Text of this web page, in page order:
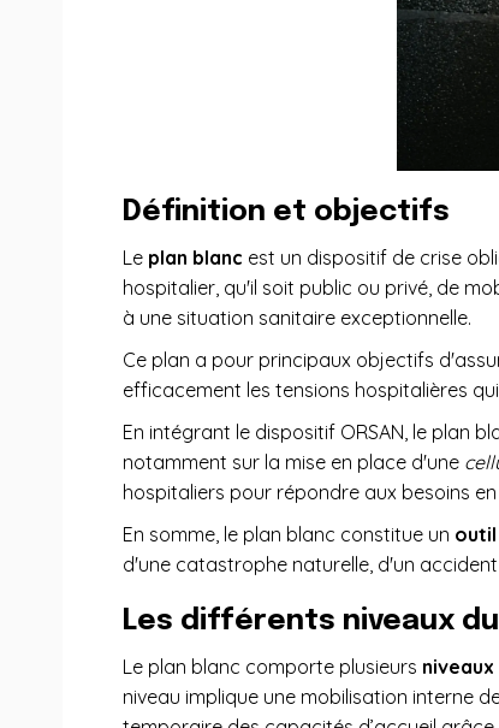
Définition et objectifs
Le plan blanc est un dispositif de crise
hospitalier, qu'il soit public ou privé, de
à une situation sanitaire exceptionnelle.
Ce plan a pour principaux objectifs
efficacement les tensions hospitalières
En intégrant le dispositif ORSAN, le plan
notamment sur la mise en place d'une
hospitaliers pour répondre aux besoins en
En somme, le plan blanc constitue un
d'une catastrophe naturelle, d'un
Les différents niveaux
Le plan blanc comporte plusieurs
niveau implique une mobilisation interne